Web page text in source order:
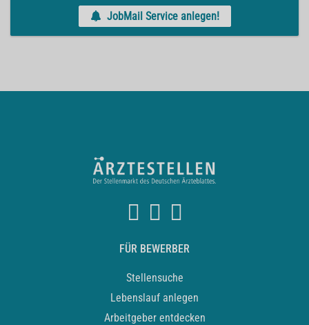
JobMail Service anlegen!
FÜR BEWERBER
Stellensuche
Lebenslauf anlegen
Arbeitgeber entdecken